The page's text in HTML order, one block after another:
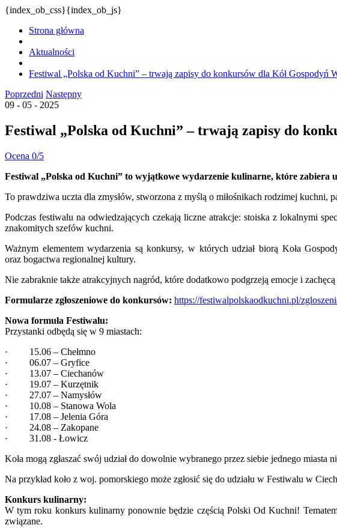
{index_ob_css}{index_ob_js}
Strona główna
Aktualności
Festiwal „Polska od Kuchni” – trwają zapisy do konkursów dla Kół Gospodyń
Poprzedni Następny
09 - 05 - 2025
Festiwal „Polska od Kuchni” – trwają zapisy do
Ocena 0/5
Festiwal „Polska od Kuchni” to wyjątkowe wydarzenie kulinarne, które zabiera
To prawdziwa uczta dla zmysłów, stworzona z myślą o miłośnikach rodzimej
Podczas festiwalu na odwiedzających czekają liczne atrakcje: stoiska z lokalnymi
znakomitych szefów kuchni.
Ważnym elementem wydarzenia są konkursy, w których udział biorą Koła
oraz bogactwa regionalnej kultury.
Nie zabraknie także atrakcyjnych nagród, które dodatkowo podgrzeją emocje i
Formularze zgłoszeniowe do konkursów: https://festiwalpolskaodkuchni.pl/
Nowa formuła Festiwalu:
Przystanki odbędą się w 9 miastach:
· 15.06 – Chełmno
· 06.07 – Gryfice
· 13.07 – Ciechanów
· 19.07 – Kurzętnik
· 27.07 – Namysłów
· 10.08 – Stanowa Wola
· 17.08 – Jelenia Góra
· 24.08 – Zakopane
· 31.08 - Łowicz
Koła mogą zgłaszać swój udział do dowolnie wybranego przez siebie jednego
Na przykład koło z woj. pomorskiego może zgłosić się do udziału w Festiwalu w
Konkurs kulinarny:
W tym roku konkurs kulinarny ponownie będzie częścią Polski Od Kuchni!
związane.